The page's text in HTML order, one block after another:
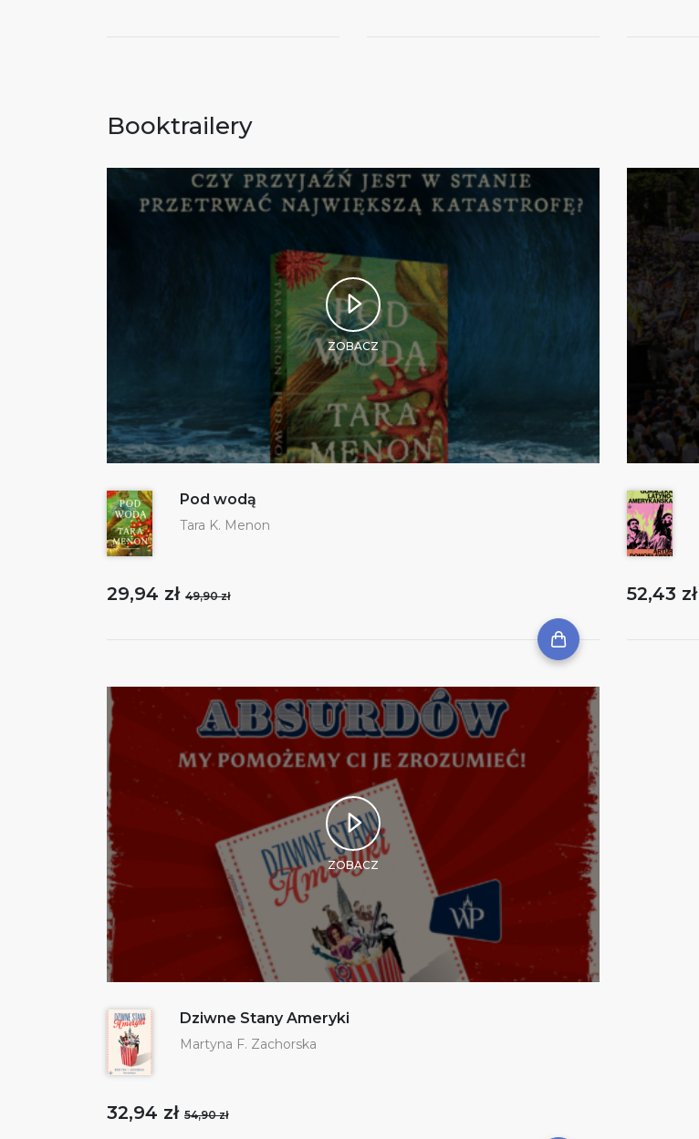
Booktrailery
ZOBACZ
Pod wodą
Tara K. Menon
29,94 zł 49,90 zł 52,43 zł
ZOBACZ
Dziwne Stany Ameryki
Martyna F. Zachorska
32,94 zł 54,90 zł